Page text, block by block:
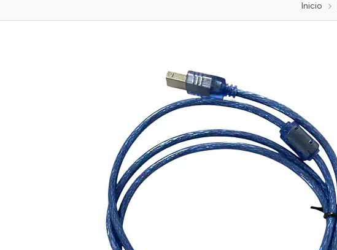
Inicio